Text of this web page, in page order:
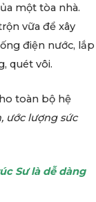
một tòa nhà.
vữa để xây
điện nước, lắp
quét vôi.
toàn bộ hệ
ước lượng sức
Sư là dễ dàng